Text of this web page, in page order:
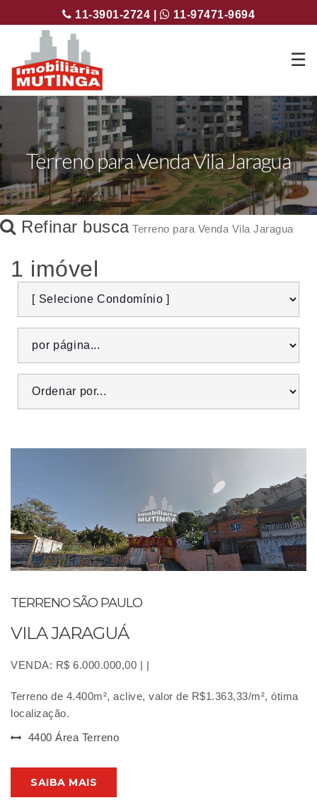
11-3901-2724 | 11-97471-9694
☰
Terreno para Venda Vila Jaragua
Refinar busca Terreno para Venda Vila Jaragua
1 imóvel
TERRENO SÃO PAULO
VILA JARAGUÁ
VENDA: R$ 6.000.000,00 | |
Terreno de 4.400m², aclive, valor de R$1.363,33/m², ótima
localização.
4400 Área Terreno
SAIBA MAIS